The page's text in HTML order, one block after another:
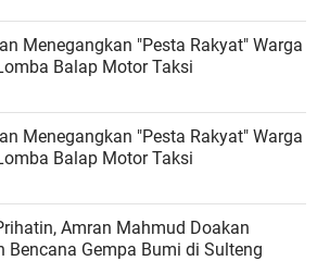
Menegangkan "Pesta Rakyat" Warga
Balap Motor Taksi
Menegangkan "Pesta Rakyat" Warga
Balap Motor Taksi
Amran Mahmud Doakan
Bencana Gempa Bumi di Sulteng